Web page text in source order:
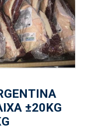
±20KG